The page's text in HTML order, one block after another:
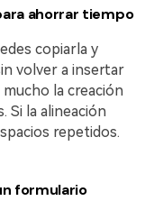
ahorrar tiempo
copiarla y
volver a insertar
mucho la creación
Si la alineación
repetidos.
formulario